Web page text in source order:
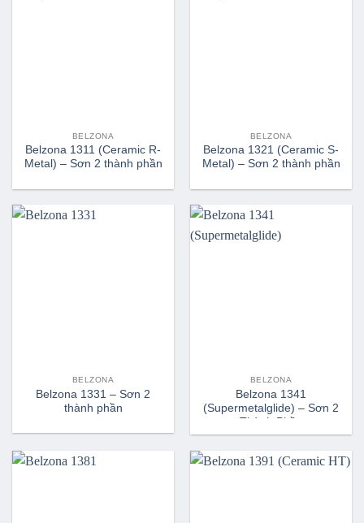
BELZONA
Belzona 1311 (Ceramic R-
Metal) – Sơn 2 thành phần
BELZONA
Belzona 1321 (Ceramic S-
Metal) – Sơn 2 thành phần
BELZONA
Belzona 1331 – Sơn 2
thành phần
BELZONA
Belzona 1341
(Supermetalglide) – Sơn 2
Thành Phần